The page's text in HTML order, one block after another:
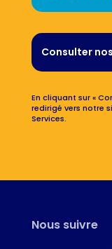
Consulter
En cliquant sur «
redirigé vers notre
Services.
Nous suivre